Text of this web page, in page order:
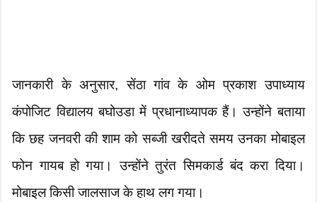
जानकारी के अनुसार, सेंठा गांव के ओम प्रकाश उपाध्याय
कंपोजिट विद्यालय बघोउडा में प्रधानाध्यापक हैं। उन्होंने बताया
कि छह जनवरी की शाम को सब्जी खरीदते समय उनका मोबाइल
फोन गायब हो गया। उन्होंने तुरंत सिमकार्ड बंद करा दिया।
मोबाइल किसी जालसाज के हाथ लग गया।